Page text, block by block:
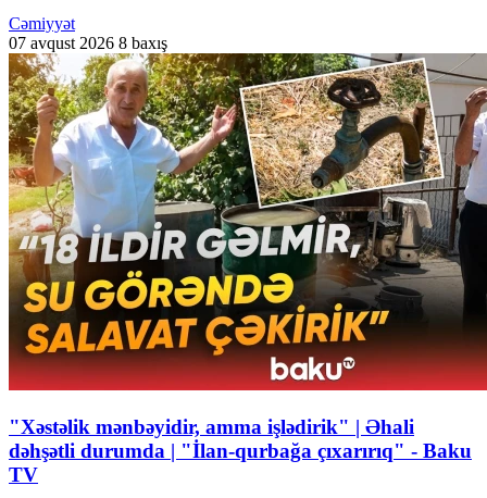
Cəmiyyət
07 avqust 2026 8 baxış
"Xəstəlik mənbəyidir, amma işlədirik" | Əhali
dəhşətli durumda | "İlan-qurbağa çıxarırıq" - Baku
TV